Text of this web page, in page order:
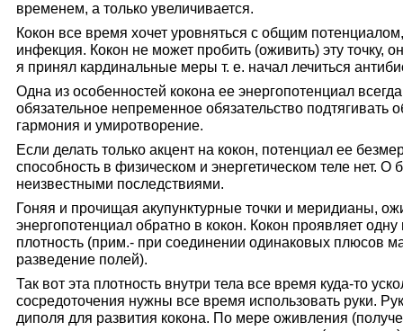
временем, а только увеличивается.
Кокон все время хочет уровняться с общим
инфекция. Кокон не может пробить (оживить) эту точку,
я принял кардинальные меры т. е. начал лечиться
Одна из особенностей кокона ее энергопотенциал
обязательное непременное обязательство подтягивать
гармония и умиротворение.
Если делать только акцент на кокон, потенциал ее
способность в физическом и энергетическом теле нет. О
неизвестными последствиями.
Гоняя и прочищая акупунктурные точки и меридианы,
энергопотенциал обратно в кокон. Кокон проявляет одну
плотность (прим.- при соединении одинаковых плюсов
разведение полей).
Так вот эта плотность внутри тела все время куда-то
сосредоточения нужны все время использовать руки.
диполя для развития кокона. По мере оживления